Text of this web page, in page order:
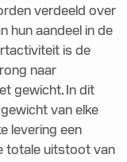
verdeeld over
hun aandeel in de
is de
naar
gewicht. In dit
van elke
levering een
totale uitstoot van